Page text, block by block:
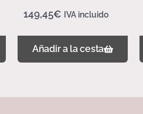
149,45€ IVA incluido
Añadir a la cesta